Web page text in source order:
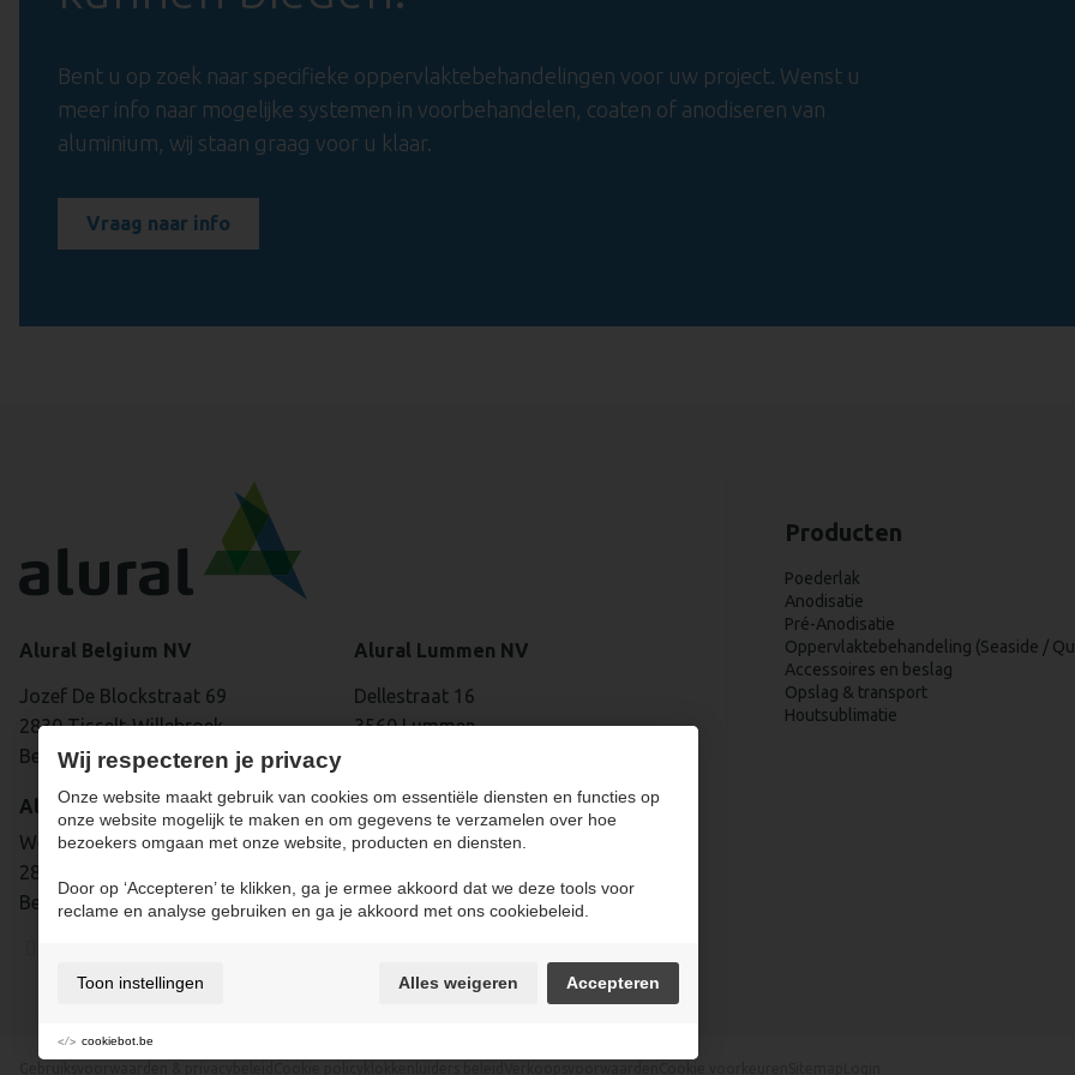
Bent u op zoek naar specifieke oppervlaktebehandelingen voor uw project. Wenst u
meer info naar mogelijke systemen in voorbehandelen, coaten of anodiseren van
aluminium, wij staan graag voor u klaar.
Vraag naar info
Alural Belgium NV
Jozef De Blockstraat 69
2830 Tisselt-Willebroek
België
Alural Belgium NV
Westdijk 139
2830 Tisselt
België
Alural Lummen NV
Dellestraat 16
3560 Lummen
+32 (0)13 35 85 60
Producten
Poederlak
Anodisatie
Pré-Anodisatie
Oppervlaktebehandeling (Seaside /
Accessoires en beslag
Opslag & transport
Houtsublimatie
Wij respecteren je privacy
Onze website maakt gebruik van cookies om essentiële diensten en functies op
onze website mogelijk te maken en om gegevens te verzamelen over hoe
bezoekers omgaan met onze website, producten en diensten.
Door op ‘Accepteren’ te klikken, ga je ermee akkoord dat we deze tools voor
reclame en analyse gebruiken en ga je akkoord met ons cookiebeleid.
Toon instellingen Alles weigeren Accepteren
cookiebot.be